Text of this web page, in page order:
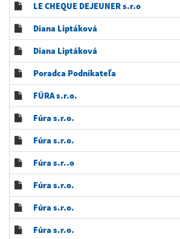
LE CHEQUE DEJEUNER s.r.o
Diana Liptáková
Diana Liptáková
Poradca Podnikateľa
FÚRA s.r.o.
Fúra s.r.o.
Fúra s.r.o.
Fúra s.r..o
Fúra s.r.o.
Fúra s.r.o.
Fúra s.r.o.